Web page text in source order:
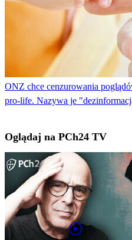
ONZ chce cenzurowania
pro-life. Nazywa je
Oglądaj na PCh24 TV